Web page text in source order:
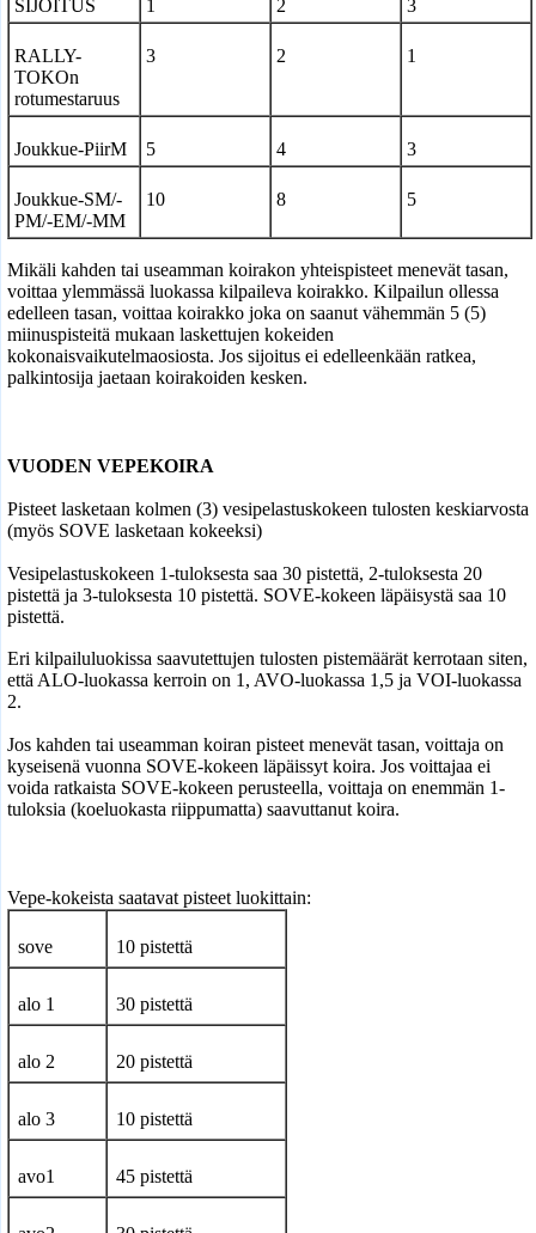
SIJOITUS 1 2 3
RALLY-
TOKOn
rotumestaruus
3 2 1
Joukkue-PiirM 5 4 3
Joukkue-SM/-
PM/-EM/-MM
10 8 5
Mikäli kahden tai useamman koirakon yhteispisteet menevät tasan,
voittaa ylemmässä luokassa kilpaileva koirakko. Kilpailun ollessa
edelleen tasan, voittaa koirakko joka on saanut vähemmän 5 (5)
miinuspisteitä mukaan laskettujen kokeiden
kokonaisvaikutelmaosiosta. Jos sijoitus ei edelleenkään ratkea,
palkintosija jaetaan koirakoiden kesken.
VUODEN VEPEKOIRA
Pisteet lasketaan kolmen (3) vesipelastuskokeen tulosten keskiarvosta
(myös SOVE lasketaan kokeeksi)
Vesipelastuskokeen 1-tuloksesta saa 30 pistettä, 2-tuloksesta 20
pistettä ja 3-tuloksesta 10 pistettä. SOVE-kokeen läpäisystä saa 10
pistettä.
Eri kilpailuluokissa saavutettujen tulosten pistemäärät kerrotaan siten,
että ALO-luokassa kerroin on 1, AVO-luokassa 1,5 ja VOI-luokassa
2.
Jos kahden tai useamman koiran pisteet menevät tasan, voittaja on
kyseisenä vuonna SOVE-kokeen läpäissyt koira. Jos voittajaa ei
voida ratkaista SOVE-kokeen perusteella, voittaja on enemmän 1-
tuloksia (koeluokasta riippumatta) saavuttanut koira.
Vepe-kokeista saatavat pisteet luokittain:
sove 10 pistettä
alo 1 30 pistettä
alo 2 20 pistettä
alo 3 10 pistettä
avo1 45 pistettä